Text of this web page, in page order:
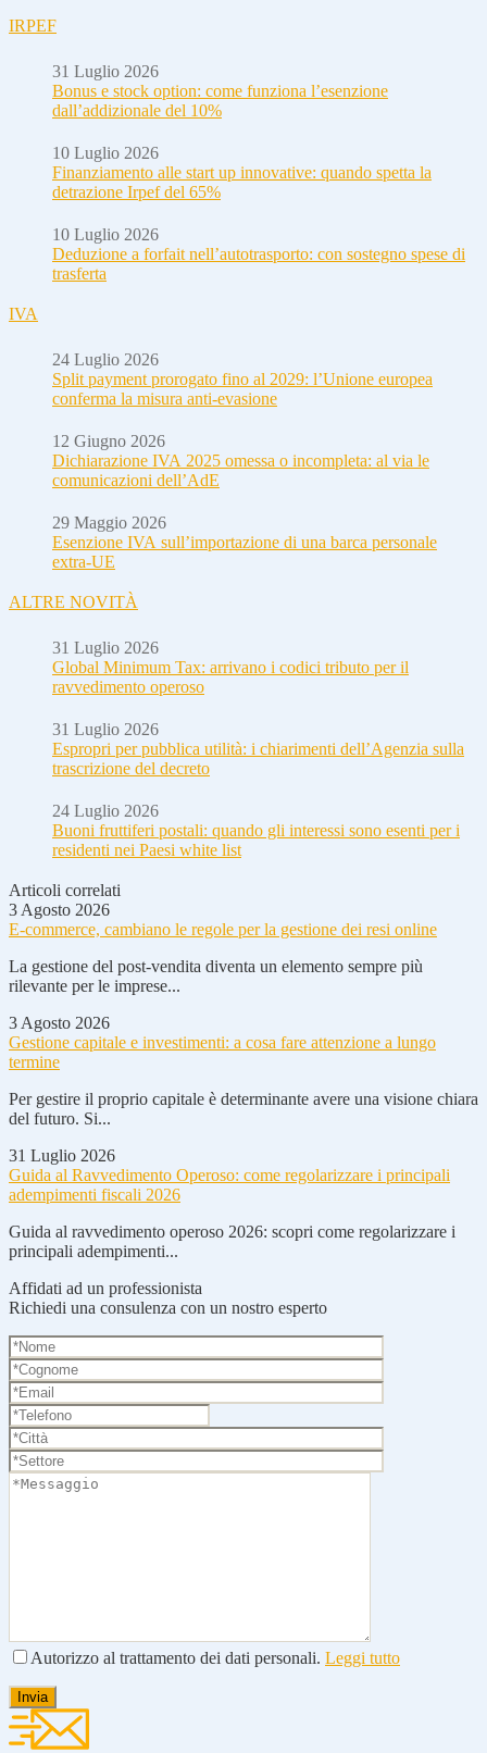
IRPEF
31 Luglio 2026
Bonus e stock option: come funziona l’esenzione
dall’addizionale del 10%
10 Luglio 2026
Finanziamento alle start up innovative: quando spetta la
detrazione Irpef del 65%
10 Luglio 2026
Deduzione a forfait nell’autotrasporto: con sostegno spese di
trasferta
IVA
24 Luglio 2026
Split payment prorogato fino al 2029: l’Unione europea
conferma la misura anti-evasione
12 Giugno 2026
Dichiarazione IVA 2025 omessa o incompleta: al via le
comunicazioni dell’AdE
29 Maggio 2026
Esenzione IVA sull’importazione di una barca personale
extra-UE
ALTRE NOVITÀ
31 Luglio 2026
Global Minimum Tax: arrivano i codici tributo per il
ravvedimento operoso
31 Luglio 2026
Espropri per pubblica utilità: i chiarimenti dell’Agenzia sulla
trascrizione del decreto
24 Luglio 2026
Buoni fruttiferi postali: quando gli interessi sono esenti per i
residenti nei Paesi white list
Articoli correlati
3 Agosto 2026
E-commerce, cambiano le regole per la gestione dei resi online
La gestione del post-vendita diventa un elemento sempre più
rilevante per le imprese...
3 Agosto 2026
Gestione capitale e investimenti: a cosa fare attenzione a lungo
termine
Per gestire il proprio capitale è determinante avere una visione chiara
del futuro. Si...
31 Luglio 2026
Guida al Ravvedimento Operoso: come regolarizzare i principali
adempimenti fiscali 2026
Guida al ravvedimento operoso 2026: scopri come regolarizzare i
principali adempimenti...
Affidati ad un professionista
Richiedi una consulenza con un nostro esperto
Autorizzo al trattamento dei dati personali. Leggi tutto